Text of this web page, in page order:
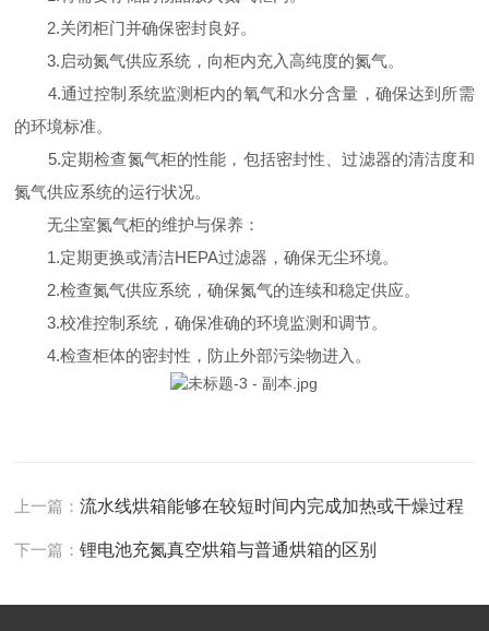
2.关闭柜门并确保密封良好。
3.启动氮气供应系统，向柜内充入高纯度的氮气。
4.通过控制系统监测柜内的氧气和水分含量，确保达到所需
的环境标准。
5.定期检查氮气柜的性能，包括密封性、过滤器的清洁度和
氮气供应系统的运行状况。
无尘室氮气柜的维护与保养：
1.定期更换或清洁HEPA过滤器，确保无尘环境。
2.检查氮气供应系统，确保氮气的连续和稳定供应。
3.校准控制系统，确保准确的环境监测和调节。
4.检查柜体的密封性，防止外部污染物进入。
上一篇：流水线烘箱能够在较短时间内完成加热或干燥过程
下一篇：锂电池充氮真空烘箱与普通烘箱的区别